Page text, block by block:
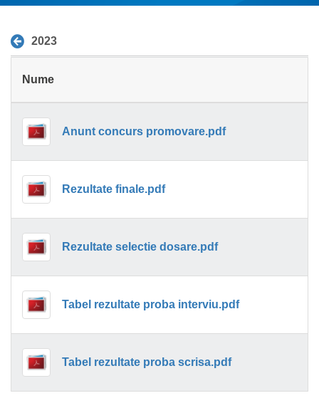
2023
Nume
Anunt concurs promovare.pdf
Rezultate finale.pdf
Rezultate selectie dosare.pdf
Tabel rezultate proba interviu.pdf
Tabel rezultate proba scrisa.pdf